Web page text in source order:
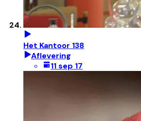
Het Kantoor 138
Aflevering
11 sep 17